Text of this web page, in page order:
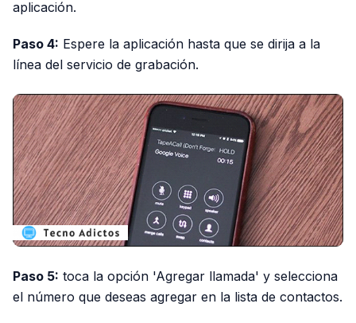
aplicación.
Paso 4: Espere la aplicación hasta que se dirija a la
línea del servicio de grabación.
Paso 5: toca la opción 'Agregar llamada' y selecciona
el número que deseas agregar en la lista de contactos.